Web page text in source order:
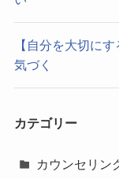
【自分を大切に
気づく
カテゴリー
カウンセリン